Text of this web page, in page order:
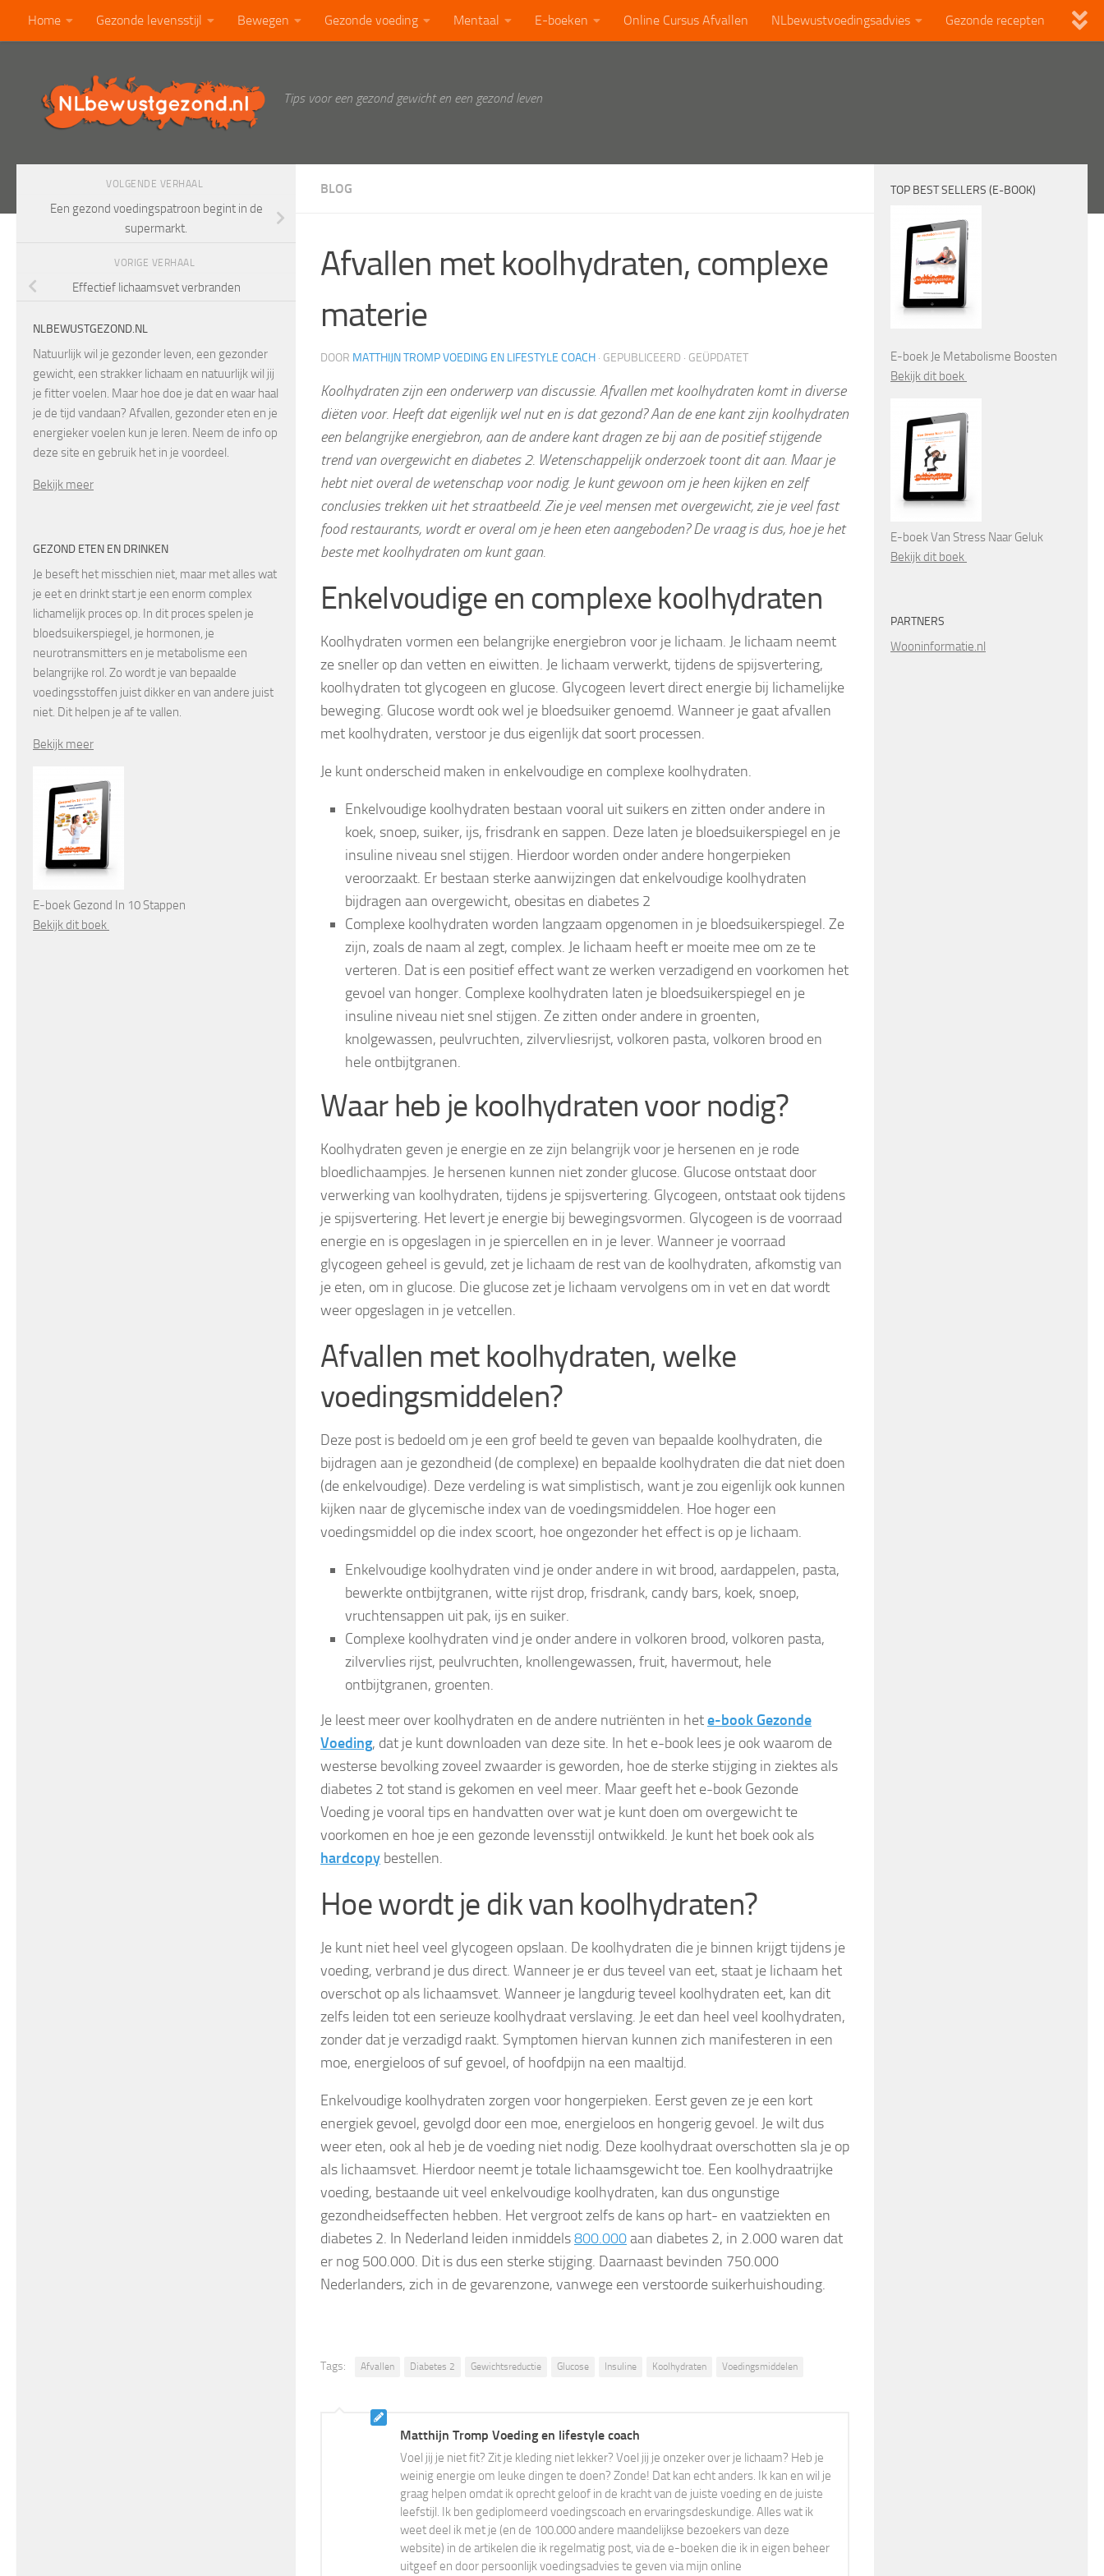
Doorgaan naar inhoud
Home Gezonde levensstijl Bewegen Gezonde voeding Mentaal E-boeken Online Cursus Afvallen NLbewustvoedingsadvies Gezonde recepten
Tips voor een gezond gewicht en een gezond leven
BLOG
Afvallen met koolhydraten, complexe
materie
DOOR MATTHIJN TROMP VOEDING EN LIFESTYLE COACH · GEPUBLICEERD · GEÜPDATET
Koolhydraten zijn een onderwerp van discussie. Afvallen met koolhydraten komt in diverse
diëten voor. Heeft dat eigenlijk wel nut en is dat gezond? Aan de ene kant zijn koolhydraten
een belangrijke energiebron, aan de andere kant dragen ze bij aan de positief stijgende
trend van overgewicht en diabetes 2. Wetenschappelijk onderzoek toont dit aan. Maar je
hebt niet overal de wetenschap voor nodig. Je kunt gewoon om je heen kijken en zelf
conclusies trekken uit het straatbeeld. Zie je veel mensen met overgewicht, zie je veel fast
food restaurants, wordt er overal om je heen eten aangeboden? De vraag is dus, hoe je het
beste met koolhydraten om kunt gaan.
Enkelvoudige en complexe koolhydraten
Koolhydraten vormen een belangrijke energiebron voor je lichaam. Je lichaam neemt
ze sneller op dan vetten en eiwitten. Je lichaam verwerkt, tijdens de spijsvertering,
koolhydraten tot glycogeen en glucose. Glycogeen levert direct energie bij lichamelijke
beweging. Glucose wordt ook wel je bloedsuiker genoemd. Wanneer je gaat afvallen
met koolhydraten, verstoor je dus eigenlijk dat soort processen.
Je kunt onderscheid maken in enkelvoudige en complexe koolhydraten.
Enkelvoudige koolhydraten bestaan vooral uit suikers en zitten onder andere in
koek, snoep, suiker, ijs, frisdrank en sappen. Deze laten je bloedsuikerspiegel en je
insuline niveau snel stijgen. Hierdoor worden onder andere hongerpieken
veroorzaakt. Er bestaan sterke aanwijzingen dat enkelvoudige koolhydraten
bijdragen aan overgewicht, obesitas en diabetes 2
Complexe koolhydraten worden langzaam opgenomen in je bloedsuikerspiegel. Ze
zijn, zoals de naam al zegt, complex. Je lichaam heeft er moeite mee om ze te
verteren. Dat is een positief effect want ze werken verzadigend en voorkomen het
gevoel van honger. Complexe koolhydraten laten je bloedsuikerspiegel en je
insuline niveau niet snel stijgen. Ze zitten onder andere in groenten,
knolgewassen, peulvruchten, zilvervliesrijst, volkoren pasta, volkoren brood en
hele ontbijtgranen.
Waar heb je koolhydraten voor nodig?
Koolhydraten geven je energie en ze zijn belangrijk voor je hersenen en je rode
bloedlichaampjes. Je hersenen kunnen niet zonder glucose. Glucose ontstaat door
verwerking van koolhydraten, tijdens je spijsvertering. Glycogeen, ontstaat ook tijdens
je spijsvertering. Het levert je energie bij bewegingsvormen. Glycogeen is de voorraad
energie en is opgeslagen in je spiercellen en in je lever. Wanneer je voorraad
glycogeen geheel is gevuld, zet je lichaam de rest van de koolhydraten, afkomstig van
je eten, om in glucose. Die glucose zet je lichaam vervolgens om in vet en dat wordt
weer opgeslagen in je vetcellen.
Afvallen met koolhydraten, welke
voedingsmiddelen?
Deze post is bedoeld om je een grof beeld te geven van bepaalde koolhydraten, die
bijdragen aan je gezondheid (de complexe) en bepaalde koolhydraten die dat niet doen
(de enkelvoudige). Deze verdeling is wat simplistisch, want je zou eigenlijk ook kunnen
kijken naar de glycemische index van de voedingsmiddelen. Hoe hoger een
voedingsmiddel op die index scoort, hoe ongezonder het effect is op je lichaam.
Enkelvoudige koolhydraten vind je onder andere in wit brood, aardappelen, pasta,
bewerkte ontbijtgranen, witte rijst drop, frisdrank, candy bars, koek, snoep,
vruchtensappen uit pak, ijs en suiker.
Complexe koolhydraten vind je onder andere in volkoren brood, volkoren pasta,
zilvervlies rijst, peulvruchten, knollengewassen, fruit, havermout, hele
ontbijtgranen, groenten.
Je leest meer over koolhydraten en de andere nutriënten in hete-book Gezonde
Voeding, dat je kunt downloaden van deze site. In het e-book lees je ook waarom de
westerse bevolking zoveel zwaarder is geworden, hoe de sterke stijging in ziektes als
diabetes 2 tot stand is gekomen en veel meer. Maar geeft het e-book Gezonde
Voeding je vooral tips en handvatten over wat je kunt doen om overgewicht te
voorkomen en hoe je een gezonde levensstijl ontwikkeld. Je kunt het boek ook als
hardcopy bestellen.
Hoe wordt je dik van koolhydraten?
Je kunt niet heel veel glycogeen opslaan. De koolhydraten die je binnen krijgt tijdens je
voeding, verbrand je dus direct. Wanneer je er dus teveel van eet, staat je lichaam het
overschot op als lichaamsvet. Wanneer je langdurig teveel koolhydraten eet, kan dit
zelfs leiden tot een serieuze koolhydraat verslaving. Je eet dan heel veel koolhydraten,
zonder dat je verzadigd raakt. Symptomen hiervan kunnen zich manifesteren in een
moe, energieloos of suf gevoel, of hoofdpijn na een maaltijd.
Enkelvoudige koolhydraten zorgen voor hongerpieken. Eerst geven ze je een kort
energiek gevoel, gevolgd door een moe, energieloos en hongerig gevoel. Je wilt dus
weer eten, ook al heb je de voeding niet nodig. Deze koolhydraat overschotten sla je op
als lichaamsvet. Hierdoor neemt je totale lichaamsgewicht toe. Een koolhydraatrijke
voeding, bestaande uit veel enkelvoudige koolhydraten, kan dus ongunstige
gezondheidseffecten hebben. Het vergroot zelfs de kans op hart- en vaatziekten en
diabetes 2. In Nederland leiden inmiddels800.000aan diabetes 2, in 2.000 waren dat
er nog 500.000. Dit is dus een sterke stijging. Daarnaast bevinden 750.000
Nederlanders, zich in de gevarenzone, vanwege een verstoorde suikerhuishouding.
Tags: Afvallen Diabetes 2 Gewichtsreductie Glucose Insuline Koolhydraten Voedingsmiddelen
Matthijn Tromp Voeding en lifestyle coach
Voel jij je niet fit? Zit je kleding niet lekker? Voel jij je onzeker over je lichaam? Heb je
weinig energie om leuke dingen te doen? Zonde! Dat kan echt anders. Ik kan en wil je
graag helpen omdat ik oprecht geloof in de kracht van de juiste voeding en de juiste
leefstijl. Ik ben gediplomeerd voedingscoach en ervaringsdeskundige. Alles wat ik
weet deel ik met je (en de 100.000 andere maandelijkse bezoekers van deze
website) in de artikelen die ik regelmatig post, via de e-boeken die ik in eigen beheer
uitgeef en door persoonlijk voedingsadvies te geven via mijn online
VOLGENDE VERHAAL
Een gezond voedingspatroon begint in de
supermarkt.
VORIGE VERHAAL
Effectief lichaamsvet verbranden
NLBEWUSTGEZOND.NL
Natuurlijk wil je gezonder leven, een gezonder
gewicht, een strakker lichaam en natuurlijk wil jij
je fitter voelen. Maar hoe doe je dat en waar haal
je de tijd vandaan? Afvallen, gezonder eten en je
energieker voelen kun je leren. Neem de info op
deze site en gebruik het in je voordeel.
Bekijk meer
GEZOND ETEN EN DRINKEN
Je beseft het misschien niet, maar met alles wat
je eet en drinkt start je een enorm complex
lichamelijk proces op. In dit proces spelen je
bloedsuikerspiegel, je hormonen, je
neurotransmitters en je metabolisme een
belangrijke rol. Zo wordt je van bepaalde
voedingsstoffen juist dikker en van andere juist
niet. Dit helpen je af te vallen.
Bekijk meer
E-boek Gezond In 10 Stappen
Bekijk dit boek
TOP BEST SELLERS (E-BOOK)
E-boek Je Metabolisme Boosten
Bekijk dit boek
E-boek Van Stress Naar Geluk
Bekijk dit boek
PARTNERS
Wooninformatie.nl